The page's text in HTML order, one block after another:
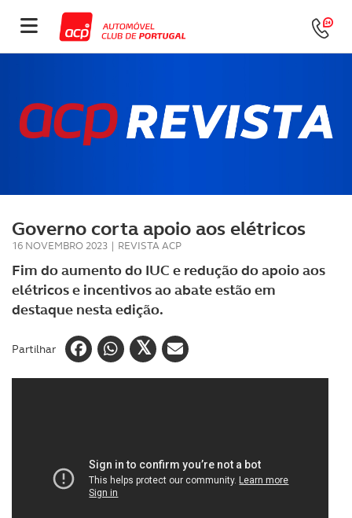
Governo corta apoio aos elétricos
16 NOVEMBRO 2023 | REVISTA ACP
Fim do aumento do IUC e redução do apoio aos
elétricos e incentivos ao abate estão em
destaque nesta edição.
Partilhar